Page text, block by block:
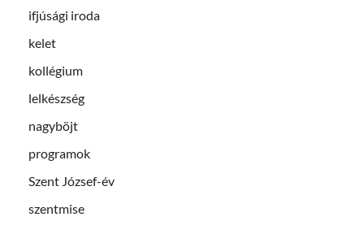
ifjúsági iroda
kelet
kollégium
lelkészség
nagyböjt
programok
Szent József-év
szentmise